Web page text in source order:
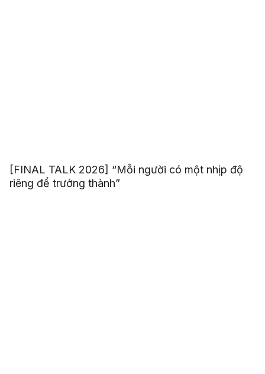
[FINAL TALK 2026] “Mỗi người có một nhịp độ
riêng để trưởng thành”